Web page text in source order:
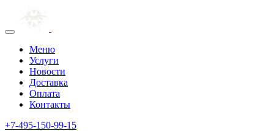
Меню
Услуги
Новости
Доставка
Оплата
Контакты
+7-495-150-99-15